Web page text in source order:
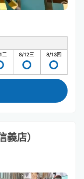
二 8/12三 8/13四
店）